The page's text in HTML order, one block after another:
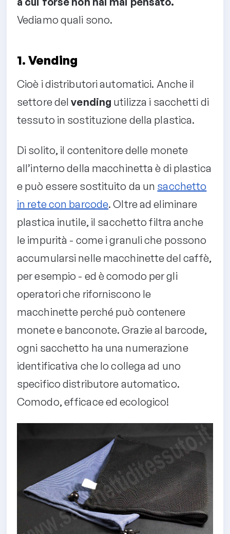
Vediamo quali sono.
1. Vending
Cioè i distributori automatici. Anche il
settore delvending utilizza i sacchetti di
tessuto in sostituzione della plastica.
Di solito, il contenitore delle monete
all’interno della macchinetta è di plastica
e può essere sostituito da un sacchetto
in rete con barcode. Oltre ad eliminare
plastica inutile, il sacchetto filtra anche
le impurità - come i granuli che possono
accumularsi nelle macchinette del caffè,
per esempio - ed è comodo per gli
operatori che riforniscono le
macchinette perché può contenere
monete e banconote. Grazie al barcode,
ogni sacchetto ha una numerazione
identificativa che lo collega ad uno
specifico distributore automatico.
Comodo, efficace ed ecologico!